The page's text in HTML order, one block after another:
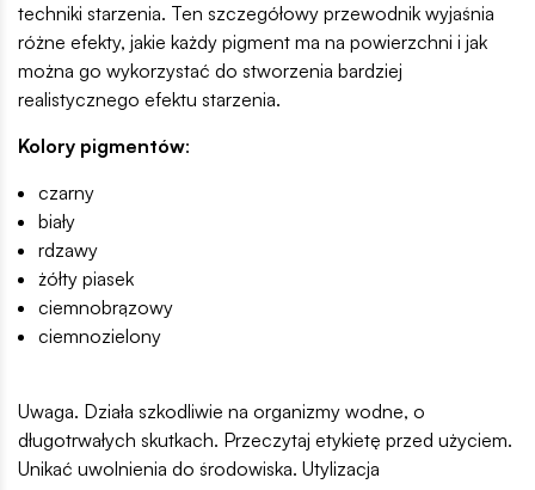
techniki starzenia. Ten szczegółowy przewodnik wyjaśnia
różne efekty, jakie każdy pigment ma na powierzchni i jak
można go wykorzystać do stworzenia bardziej
realistycznego efektu starzenia.
Kolory pigmentów:
czarny
biały
rdzawy
żółty piasek
ciemnobrązowy
ciemnozielony
Uwaga. Działa szkodliwie na organizmy wodne, o
długotrwałych skutkach. Przeczytaj etykietę przed użyciem.
Unikać uwolnienia do środowiska. Utylizacja